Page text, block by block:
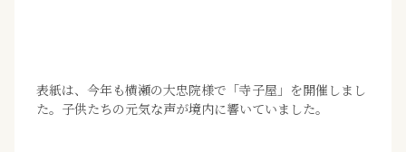
表紙は、今年も横瀬の大忠院様で「寺子屋」を開催しまし
た。子供たちの元気な声が境内に響いていました。